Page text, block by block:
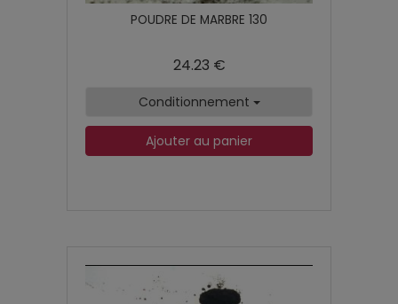
POUDRE DE MARBRE 130
24.23 €
Conditionnement
Ajouter au panier